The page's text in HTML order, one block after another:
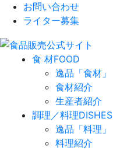
お問い合わせ
ライター募集
食 材FOOD
逸品「食材」
食材紹介
生産者紹介
調理／料理DISHES
逸品「料理」
料理紹介